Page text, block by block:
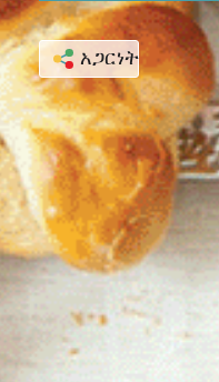
አጋርነት